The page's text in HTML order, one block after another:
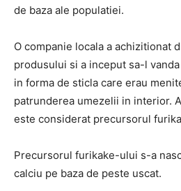
de baza ale populatiei.
O companie locala a achizitionat
produsului si a inceput sa-l
in forma de sticla care erau
patrunderea umezelii in interior.
este considerat precursorul
Precursorul furikake-ului s-a
calciu pe baza de peste uscat.